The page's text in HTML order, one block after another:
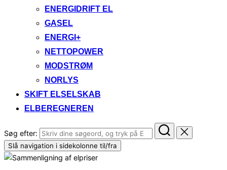
ENERGIDRIFT EL
GASEL
ENERGI+
NETTOPOWER
MODSTRØM
NORLYS
SKIFT ELSELSKAB
ELBEREGNEREN
Søg efter:
Slå navigation i sidekolonne til/fra